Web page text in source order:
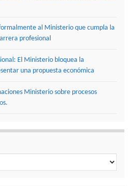
al Ministerio que cumpla la
profesional
El Ministerio bloquea la
una propuesta económica
Ministerio sobre procesos